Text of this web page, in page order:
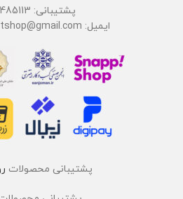
پشتیبانی: 09919485113
ایمیل: panahgah.petshop@gmail.com
پشتیبانی محصولات